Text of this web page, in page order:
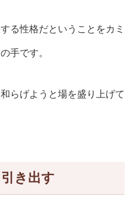
る性格だということをカミ
手です。
らげようと場を盛り上げて
き出す